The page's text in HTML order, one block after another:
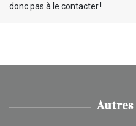
donc pas à le contacter !
Autres